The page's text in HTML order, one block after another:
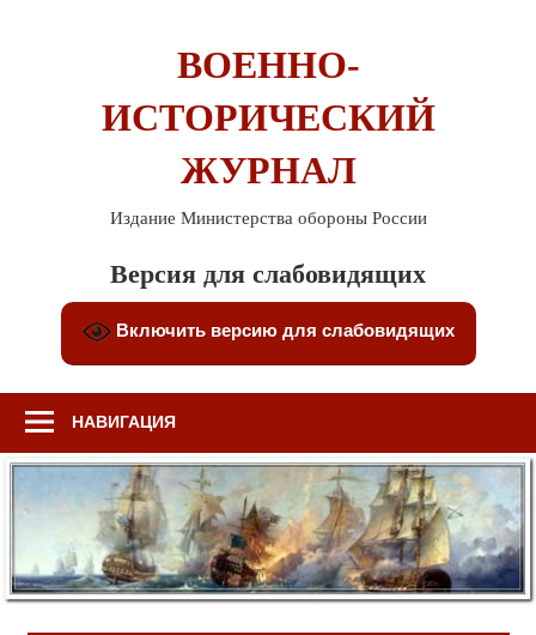
ВОЕННО-
ИСТОРИЧЕСКИЙ
ЖУРНАЛ
Издание Министерства обороны России
Версия для слабовидящих
Включить версию для слабовидящих
НАВИГАЦИЯ